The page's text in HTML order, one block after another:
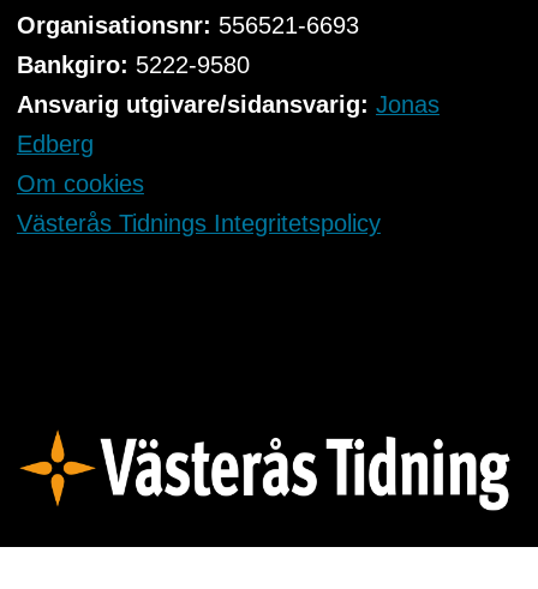
Organisationsnr: 556521-6693
Bankgiro: 5222-9580
Ansvarig utgivare/sidansvarig: Jonas
Edberg
Om cookies
Västerås Tidnings Integritetspolicy